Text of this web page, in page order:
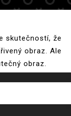
skutečností, že
obraz. Ale
obraz.